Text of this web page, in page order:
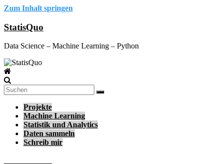
Zum Inhalt springen
StatisQuo
Data Science – Machine Learning – Python
Projekte
Machine Learning
Statistik und Analytics
Daten sammeln
Schreib mir